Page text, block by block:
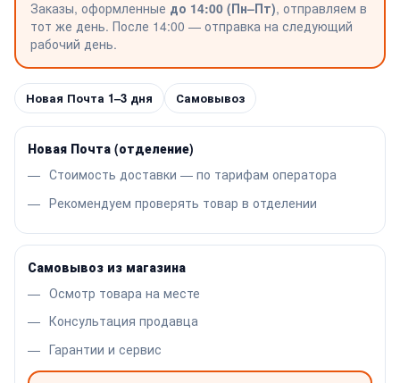
Заказы, оформленные до 14:00 (Пн–Пт), отправляем в
тот же день. После 14:00 — отправка на следующий
рабочий день.
Новая Почта 1–3 дня Самовывоз
Новая Почта (отделение)
Стоимость доставки — по тарифам оператора
Рекомендуем проверять товар в отделении
Самовывоз из магазина
Осмотр товара на месте
Консультация продавца
Гарантии и сервис